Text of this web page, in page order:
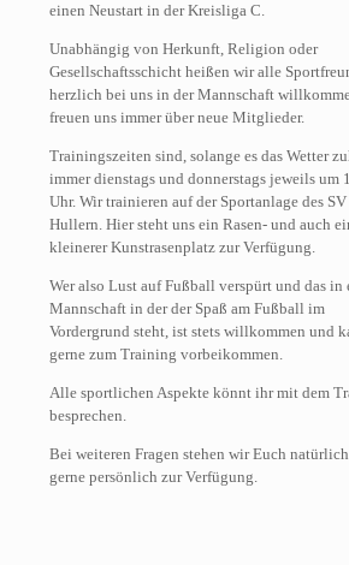
einen Neustart in der Kreisliga C.
Unabhängig von Herkunft, Religion oder
Gesellschaftsschicht heißen wir alle
herzlich bei uns in der Mannschaft
freuen uns immer über neue Mitglieder.
Trainingszeiten sind, solange es das Wetter
immer dienstags und donnerstags jeweils um
Uhr. Wir trainieren auf der Sportanlage des SV
Hullern. Hier steht uns ein Rasen- und auch
kleinerer Kunstrasenplatz zur Verfügung.
Wer also Lust auf Fußball verspürt und das in
Mannschaft in der der Spaß am Fußball im
Vordergrund steht, ist stets willkommen und
gerne zum Training vorbeikommen.
Alle sportlichen Aspekte könnt ihr mit dem
besprechen.
Bei weiteren Fragen stehen wir Euch
gerne persönlich zur Verfügung.